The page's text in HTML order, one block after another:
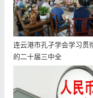
连云港市孔孑学会学习贯
的二十届三中全